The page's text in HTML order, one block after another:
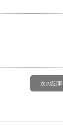
次の記事